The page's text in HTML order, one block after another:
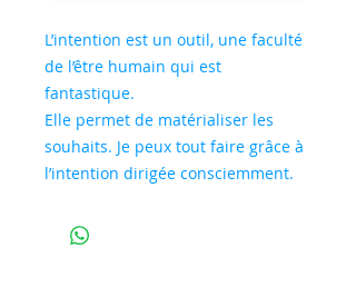
L’intention est un outil, une faculté
de l’être humain qui est
fantastique.
Elle permet de matérialiser les
souhaits. Je peux tout faire grâce à
l’intention dirigée consciemment.
en sachant, en ayant confiance